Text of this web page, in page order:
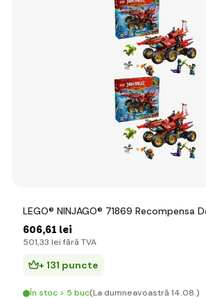
LEGO® NINJAGO® 71869 Recompensa
606,61 lei
501,33 lei fără TVA
+ 131 puncte
În stoc > 5 buc(La dumneavoastră 14.08.)